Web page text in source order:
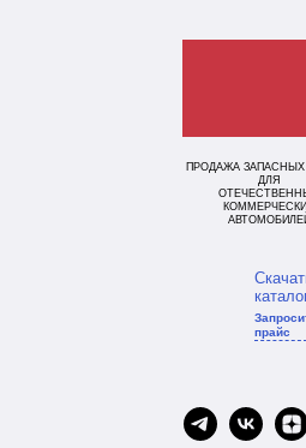
ПРОДАЖА ЗАПАСНЫХ
ДЛЯ
прайс